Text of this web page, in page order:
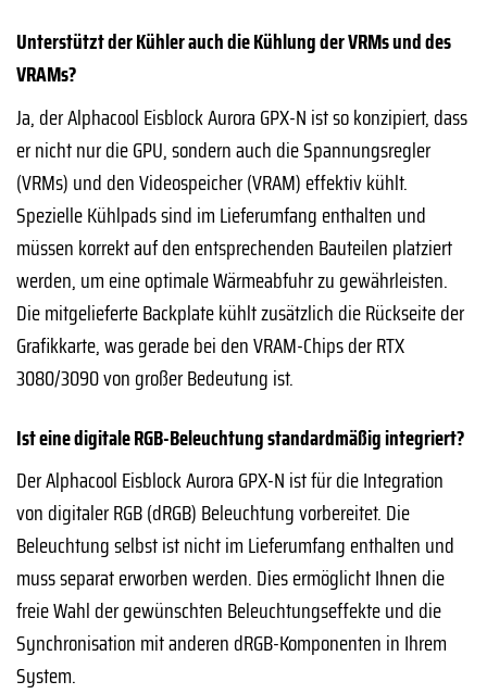
Unterstützt der Kühler auch die Kühlung der VRMs und des
VRAMs?
Ja, der Alphacool Eisblock Aurora GPX-N ist so konzipiert, dass
er nicht nur die GPU, sondern auch die Spannungsregler
(VRMs) und den Videospeicher (VRAM) effektiv kühlt.
Spezielle Kühlpads sind im Lieferumfang enthalten und
müssen korrekt auf den entsprechenden Bauteilen platziert
werden, um eine optimale Wärmeabfuhr zu gewährleisten.
Die mitgelieferte Backplate kühlt zusätzlich die Rückseite der
Grafikkarte, was gerade bei den VRAM-Chips der RTX
3080/3090 von großer Bedeutung ist.
Ist eine digitale RGB-Beleuchtung standardmäßig integriert?
Der Alphacool Eisblock Aurora GPX-N ist für die Integration
von digitaler RGB (dRGB) Beleuchtung vorbereitet. Die
Beleuchtung selbst ist nicht im Lieferumfang enthalten und
muss separat erworben werden. Dies ermöglicht Ihnen die
freie Wahl der gewünschten Beleuchtungseffekte und die
Synchronisation mit anderen dRGB-Komponenten in Ihrem
System.